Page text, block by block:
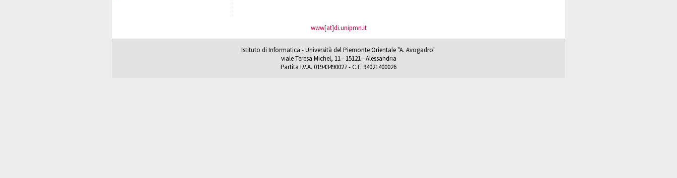
www[at]di.unipmn.it
Istituto di Informatica - Università del Piemonte Orientale "A. Avogadro"
viale Teresa Michel, 11 - 15121 - Alessandria
Partita I.V.A. 01943490027 - C.F. 94021400026